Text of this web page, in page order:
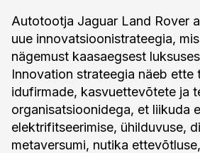
Autotootja Jaguar Land Rover
uue innovatsioonistrateegia,
nägemust kaasaegsest
Innovation strateegia näeb
idufirmade, kasvuettevõtete ja
organisatsioonidega, et liikuda
elektrifitseerimise, ühilduvuse,
metaversumi, nutika